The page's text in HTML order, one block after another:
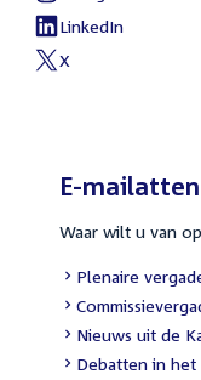
LinkedIn
X
E-
Waar wilt u van
Plenaire
Nieuws uit de
Debatten in